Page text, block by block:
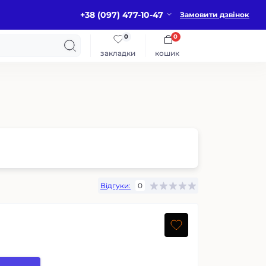
+38 (097) 477-10-47 Замовити дзвінок
закладки
0
кошик
0
Відгуки: 0